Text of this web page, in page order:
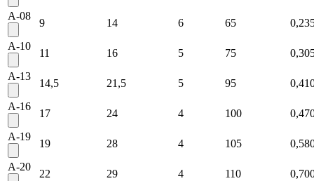
A-08
9 14 6 65
A-10
11 16 5 75
A-13
14,5 21,5 5 95
A-16
17 24 4 100
A-19
19 28 4 105
A-20
22 29 4 110